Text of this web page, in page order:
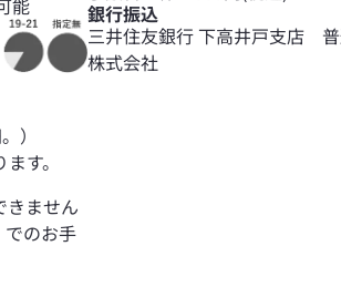
能
）
す。
きません
でのお手
銀行振込
三井住友銀行 下高井戸支店
株式会社